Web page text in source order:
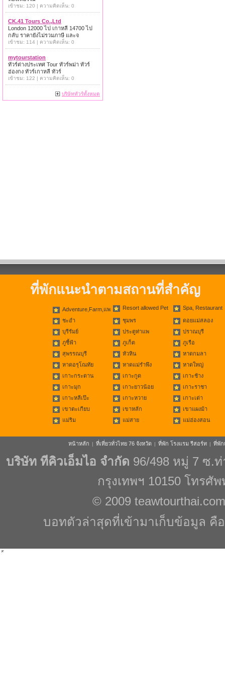
เข้าชม: 120 | ความคิดเห็น: 0
CK.41 Tours Co.,Ltd
London 12000 ไป เกาหลี 14700 ไป
กลับ ราคายังไม่รวมภาษี และจ
เข้าชม: 114 | ความคิดเห็น: 0
mytourstation
ทัวร์ต่างประเทศ Tour ทัวร์พม่า ทัวร์
ฮ่องกง ทัวร์เกาหลี ทัวร์
เข้าชม: 122 | ความคิดเห็น: 0
บริษัททัวร์ทั้งหมด
ที่พักแนะนำตามสถานที่สำคัญ
Adventure,Farm,แพ Resort allowed Pet Spa, Restaurant
ชะอำ ชุมพร
ดอยแม่สลอง
บุรีรัมย์
ประตูท่าแพ
ปราณบุรี
ภูชี้ฟ้า
ภูเก็ต
ภูเรือ
สุพรรณบุรี
หัวหิน
หาดกมลา
หาดอรุโณทัย
หาดแม่รำพึง
หาดใหญ่
เกาะกระดาน
เกาะกูด
เกาะช้าง
เกาะมุก
เกาะยาวน้อย
เกาะราชา
เกาะหลีเป๊ะ
เกาะหวาย
เกาะเต่า
เขาตะเกียบ
เขาหลัก
เขาแผงม้า
แม่ริม
แม่สาย แม่ฮ่องสอน
หน้าหลัก | ที่เที่ยวทั่วไทย 76 จังหวัด | ที่พัก โรงแรม รีสอร์ท | ที่พัก
บริษัท ทีคิวเอ็มไอ จำกัด 96/498 หมู่ 7 ซ.
กรุงเทพฯ 10150 โทรศั
© 2009 teawtourthai.com
บอทตัวล่าสุดที่เข้ามาเก็บข้อมูล คือ